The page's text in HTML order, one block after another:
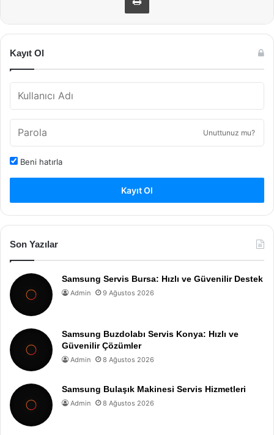
Kayıt Ol
Unuttunuz mu?
Beni hatırla
Kayıt Ol
Son Yazılar
Samsung Servis Bursa: Hızlı ve Güvenilir Destek
Admin 9 Ağustos 2026
Samsung Buzdolabı Servis Konya: Hızlı ve
Güvenilir Çözümler
Admin 8 Ağustos 2026
Samsung Bulaşık Makinesi Servis Hizmetleri
Admin 8 Ağustos 2026